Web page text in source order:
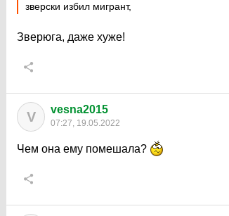
зверски избил мигрант,
Зверюга, даже хуже!
V vesna2015
07:27, 19.05.2022
Чем она ему помешала?